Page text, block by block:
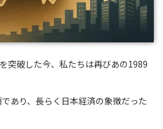
突破した今、私たちは再びあの1989
であり、長らく日本経済の象徴だった